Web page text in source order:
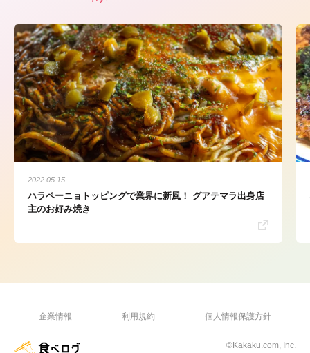
2022.05.15
ハラペーニョトッピングで業界に新風！ グアテマラ出身店
主のお好み焼き
企業情報 利用規約 個人情報保護方針
©Kakaku.com, Inc.